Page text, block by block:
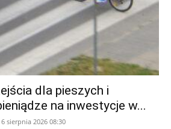
dla pieszych i
na inwestycje w...
6 sierpnia 2026 08:30